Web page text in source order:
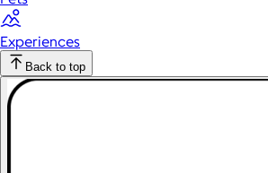
Experiences
Back to top